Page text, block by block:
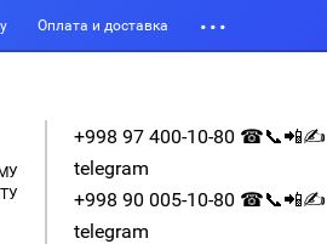
Оплата и доставка
+998 97 400-10-80 ☎📞📲✍
telegram
+998 90 005-10-80 ☎📞📲✍
telegram